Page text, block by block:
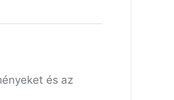
°C között
éghajlata
sivatagi
és az